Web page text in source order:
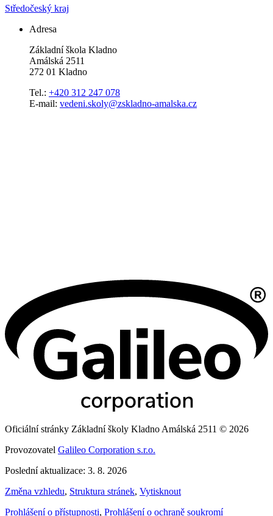
Středočeský kraj
Adresa
Základní škola Kladno
Amálská 2511
272 01 Kladno
Tel.: +420 312 247 078
E-mail: vedeni.skoly@zskladno-amalska.cz
Oficiální stránky Základní školy Kladno Amálská 2511 © 2026
Provozovatel Galileo Corporation s.r.o.
Poslední aktualizace: 3. 8. 2026
Změna vzhledu, Struktura stránek, Vytisknout
Prohlášení o přístupnosti, Prohlášení o ochraně soukromí